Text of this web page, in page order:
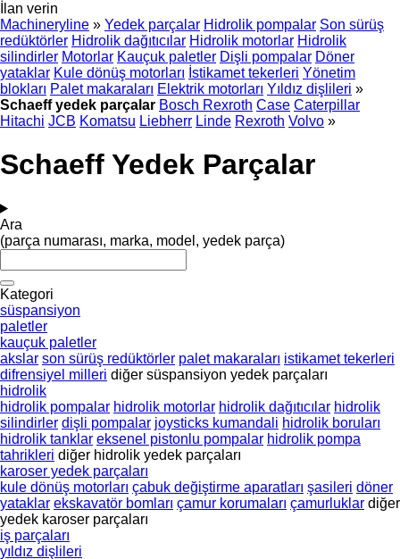
İlan verin
Machineryline » Yedek parçalar Hidrolik pompalar Son sürüş
redüktörler Hidrolik dağıtıcılar Hidrolik motorlar Hidrolik
silindirler Motorlar Kauçuk paletler Dişli pompalar Döner
yataklar Kule dönüş motorları İstikamet tekerleri Yönetim
blokları Palet makaraları Elektrik motorları Yıldız dişlileri »
Schaeff yedek parçalar Bosch Rexroth Case Caterpillar
Hitachi JCB Komatsu Liebherr Linde Rexroth Volvo »
Schaeff Yedek Parçalar
Ara
(parça numarası, marka, model, yedek parça)
Kategori
süspansiyon
paletler
kauçuk paletler
akslar son sürüş redüktörler palet makaraları istikamet tekerleri
difrensiyel milleri diğer süspansiyon yedek parçaları
hidrolik
hidrolik pompalar hidrolik motorlar hidrolik dağıtıcılar hidrolik
silindirler dişli pompalar joysticks kumandali hidrolik boruları
hidrolik tanklar eksenel pistonlu pompalar hidrolik pompa
tahrikleri diğer hidrolik yedek parçaları
karoser yedek parçaları
kule dönüş motorları çabuk değiştirme aparatları şasileri döner
yataklar ekskavatör bomları çamur korumaları çamurluklar diğer
yedek karoser parçaları
iş parçaları
yıldız dişlileri